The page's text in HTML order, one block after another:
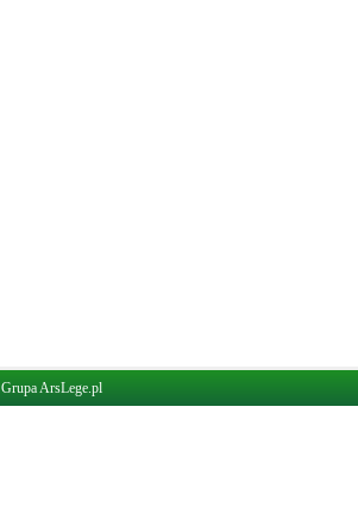
Grupa ArsLege.pl